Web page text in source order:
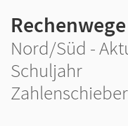
Rechenwege
Nord/Süd -
Schuljahr
Zahlenschieber